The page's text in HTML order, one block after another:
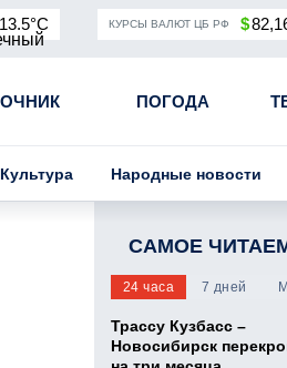
КУРСЫ ВАЛЮТ ЦБ РФ $
ПОГОДА
Угольная промышленность
Культура Народные новости
САМОЕ
24 часа 7 дней
Трассу Кузбасс –
Новосибирск